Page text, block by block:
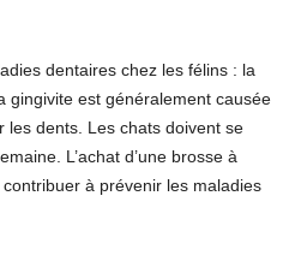
dentaires chez les félins : la
gingivite est généralement causée
les dents. Les chats doivent se
L’achat d’une brosse à
à prévenir les maladies